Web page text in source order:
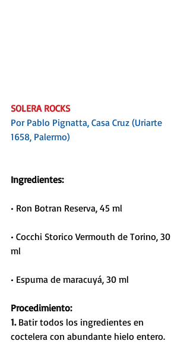
SOLERA ROCKS
Por Pablo Pignatta, Casa Cruz (Uriarte
1658, Palermo)
Ingredientes:
• Ron Botran Reserva, 45 ml
• Cocchi Storico Vermouth de Torino, 30
ml
• Espuma de maracuyá, 30 ml
Procedimiento:
1. Batir todos los ingredientes en
coctelera con abundante hielo entero.